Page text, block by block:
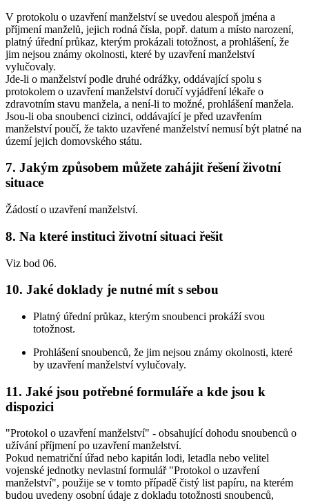
V protokolu o uzavření manželství se uvedou alespoň jména a
příjmení manželů, jejich rodná čísla, popř. datum a místo narození,
platný úřední průkaz, kterým prokázali totožnost, a prohlášení, že
jim nejsou známy okolnosti, které by uzavření manželství
vylučovaly.
Jde-li o manželství podle druhé odrážky, oddávající spolu s
protokolem o uzavření manželství doručí vyjádření lékaře o
zdravotním stavu manžela, a není-li to možné, prohlášení manžela.
Jsou-li oba snoubenci cizinci, oddávající je před uzavřením
manželství poučí, že takto uzavřené manželství nemusí být platné na
území jejich domovského státu.
7. Jakým způsobem můžete zahájit řešení životní
situace
Žádostí o uzavření manželství.
8. Na které instituci životní situaci řešit
Viz bod 06.
10. Jaké doklady je nutné mít s sebou
Platný úřední průkaz, kterým snoubenci prokáží svou
totožnost.
Prohlášení snoubenců, že jim nejsou známy okolnosti, které
by uzavření manželství vylučovaly.
11. Jaké jsou potřebné formuláře a kde jsou k
dispozici
"Protokol o uzavření manželství" - obsahující dohodu snoubenců o
užívání příjmení po uzavření manželství.
Pokud nematriční úřad nebo kapitán lodi, letadla nebo velitel
vojenské jednotky nevlastní formulář "Protokol o uzavření
manželství", použije se v tomto případě čistý list papíru, na kterém
budou uvedeny osobní údaje z dokladu totožnosti snoubenců,